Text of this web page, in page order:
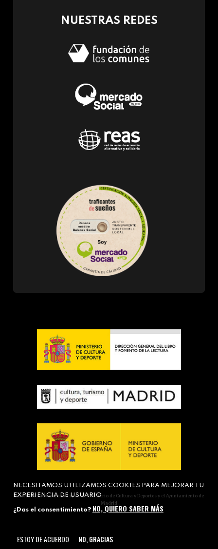
NUESTRAS REDES
Actividad subvencionada por el Ministerio de Cultura y Deportes y el Ayuntamiento de
Madrid
NECESITAMOS UTILIZAMOS COOKIES PARA MEJORAR TU
EXPERIENCIA DE USUARIO
¿Das el consentimiento? NO, QUIERO SABER MÁS
ESTOY DE ACUERDO NO, GRACIAS